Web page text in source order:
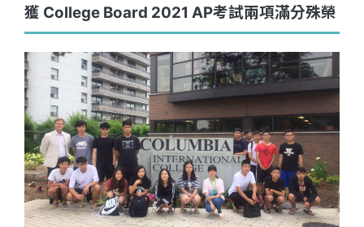
獲 College Board 2021 AP考試兩項滿分殊榮